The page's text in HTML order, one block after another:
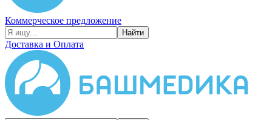
Коммерческое предложение
Найти
Доставка и Оплата